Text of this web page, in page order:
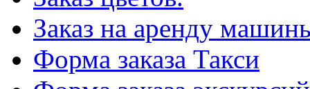
Заказ на аренду
Форма заказа Такси